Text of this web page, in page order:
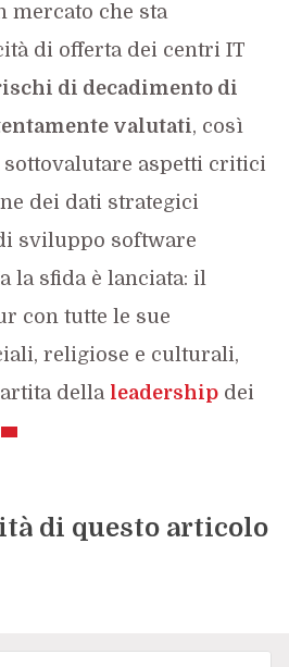
mercato che sta
di offerta dei centri IT
di decadimento di
valutati, così
sottovalutare aspetti critici
dei dati strategici
sviluppo software
la sfida è lanciata: il
con tutte le sue
religiose e culturali,
della leadershipdei
di questo articolo